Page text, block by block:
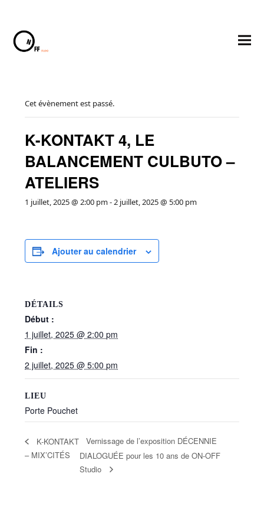
Cet évènement est passé.
K-KONTAKT 4, LE
BALANCEMENT CULBUTO –
ATELIERS
1 juillet, 2025 @ 2:00 pm-2 juillet, 2025 @ 5:00 pm
Ajouter au calendrier
DÉTAILS
Début :
1 juillet, 2025 @ 2:00 pm
Fin :
2 juillet, 2025 @ 5:00 pm
LIEU
Porte Pouchet
K-KONTAKT
– MIX’CITÉS
Vernissage de l’exposition DÉCENNIE
DIALOGUÉE pour les 10 ans de ON-OFF
Studio